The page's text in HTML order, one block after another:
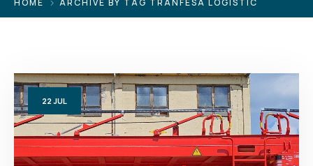
HOME ARCHIVE BY TAG TRANFESA LOGISTIC
22JUL